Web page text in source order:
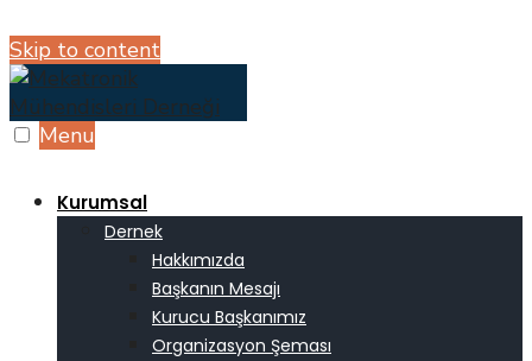
Skip to content
Menu
Kurumsal
Dernek
Hakkımızda
Başkanın Mesajı
Kurucu Başkanımız
Organizasyon Şeması